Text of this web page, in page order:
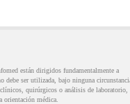
están dirigidos fundamentalmente a
debe ser utilizada, bajo ninguna
quirúrgicos o análisis de laboratorio,
orientación médica.